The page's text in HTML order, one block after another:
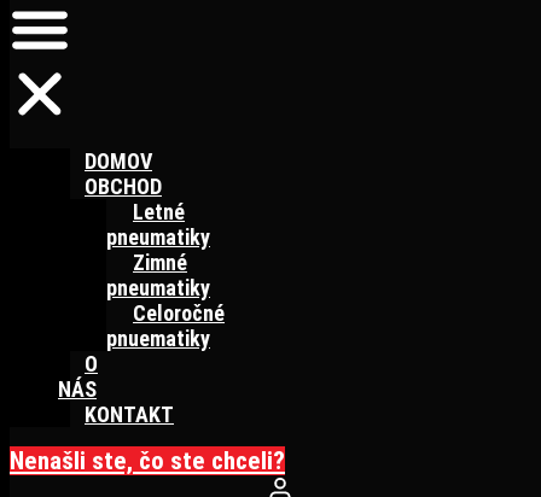
DOMOV
OBCHOD
Letné
pneumatiky
Zimné
pneumatiky
Celoročné
pnuematiky
O
NÁS
KONTAKT
Nenašli ste, čo ste chceli?